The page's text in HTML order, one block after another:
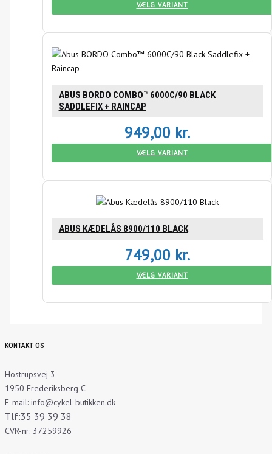
VÆLG VARIANT
ABUS BORDO COMBO™ 6000C/90 BLACK
SADDLEFIX + RAINCAP
949,00 kr.
VÆLG VARIANT
ABUS KÆDELÅS 8900/110 BLACK
749,00 kr.
VÆLG VARIANT
KONTAKT OS
Hostrupsvej 3
1950 Frederiksberg C
E-mail: info@cykel-butikken.dk
Tlf:35 39 39 38
CVR-nr: 37259926